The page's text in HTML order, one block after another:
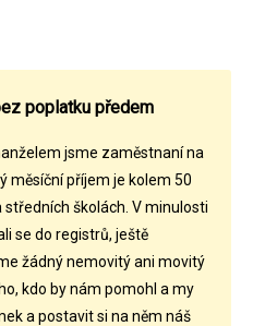
poplatku předem
jsme zaměstnaní na
měsíční příjem je kolem 50
školách. V minulosti
se do registrů, ještě
žádný nemovitý ani movitý
kdo by nám pomohl a my
a postavit si na něm náš